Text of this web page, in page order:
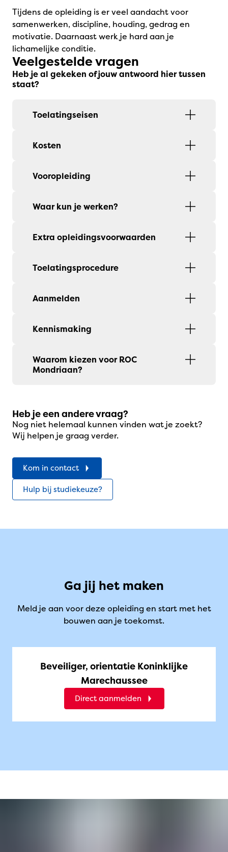
Tijdens de opleiding is er veel aandacht voor
samenwerken, discipline, houding, gedrag en
motivatie. Daarnaast werk je hard aan je
lichamelijke conditie.
Veelgestelde vragen
Heb je al gekeken of jouw antwoord hier tussen
staat?
Toelatingseisen
Kosten
Vooropleiding
Waar kun je werken?
Extra opleidingsvoorwaarden
Toelatingsprocedure
Aanmelden
Kennismaking
Waarom kiezen voor ROC
Mondriaan?
Heb je een andere vraag?
Nog niet helemaal kunnen vinden wat je zoekt?
Wij helpen je graag verder.
Kom in contact
Hulp bij studiekeuze?
Ga jij het maken
Meld je aan voor deze opleiding en start met het
bouwen aan je toekomst.
Beveiliger, orientatie Koninklijke
Marechaussee
Direct aanmelden